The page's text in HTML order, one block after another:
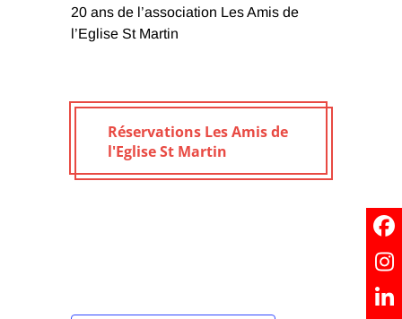
20 ans de l’association Les Amis de
l’Eglise St Martin
Réservations Les Amis de
l'Eglise St Martin